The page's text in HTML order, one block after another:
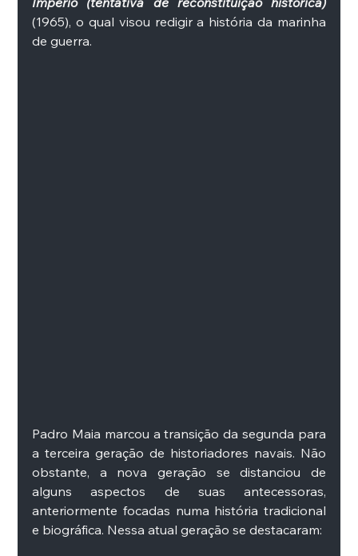
(1965), o qual visou redigir a história da marinha
de guerra.
Padro Maia marcou a transição da segunda para
a terceira geração de historiadores navais. Não
obstante, a nova geração se distanciou de
alguns aspectos de suas antecessoras,
anteriormente focadas numa história tradicional
e biográfica. Nessa atual geração se destacaram: